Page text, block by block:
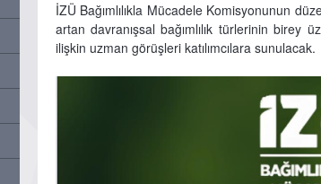
İZÜ Bağımlılıkla Mücadele Komisyonunun
artan davranışsal bağımlılık türlerinin birey
ilişkin uzman görüşleri katılımcılara sunulacak.